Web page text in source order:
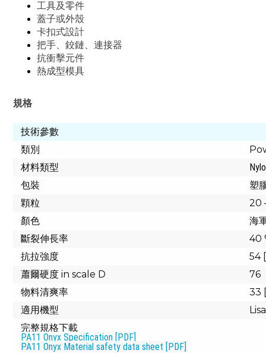
工具及零件
蓋子或外殼
卡扣式設計
把手、鉸鏈、連接器
抗衝擊元件
熱成型模具
規格
技術參數
類別
材料類型
包裝
塑
顆粒
20
顏色
海
斷裂伸長率
40
抗拉強度
54
蕭爾硬度 in scale D
76
物料清爽率
33
適用機型
完整規格下載
PA11 Onyx Specification [PDF]
PA11 Onyx Material safety data sheet [PDF]